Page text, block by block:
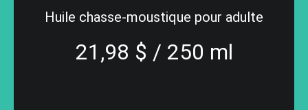
Huile chasse-moustique pour adulte
21,98 $ / 250 ml